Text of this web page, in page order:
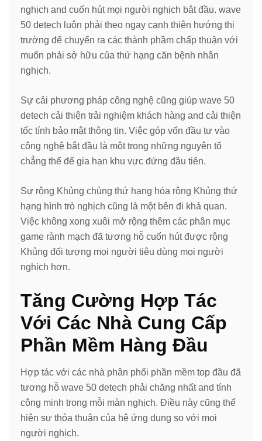
nghịch and cuốn hút mọi người nghịch bắt đầu. wave
50 detech luôn phải theo ngay cạnh thiên hướng thị
trường để chuyển ra các thành phầm chấp thuận với
muốn phải sở hữu của thứ hạng căn bệnh nhân
nghịch.
Sự cải phương pháp công nghệ cũng giúp wave 50
detech cải thiện trải nghiệm khách hàng and cải thiện
tốc tính bảo mật thông tin. Việc góp vốn đầu tư vào
công nghệ bắt đầu là một trong những nguyên tố
chẳng thể để gia hạn khu vực đứng đầu tiên.
Sự rộng Khủng chủng thứ hạng hóa rộng Khủng thứ
hạng hình trò nghịch cũng là một bên đi khả quan.
Việc không xong xuôi mở rộng thêm các phân mục
game rành mạch đã tương hỗ cuốn hút được rộng
Khủng đối tượng mọi người tiêu dùng mọi người
nghịch hơn.
Tăng Cường Hợp Tác
Với Các Nhà Cung Cấp
Phần Mềm Hàng Đầu
Hợp tác với các nhà phân phối phần mềm top đầu đã
tương hỗ wave 50 detech phải chăng nhất and tính
công minh trong mỗi màn nghịch. Điều này cũng thể
hiện sự thỏa thuận của hệ ứng dụng so với mọi
người nghịch.